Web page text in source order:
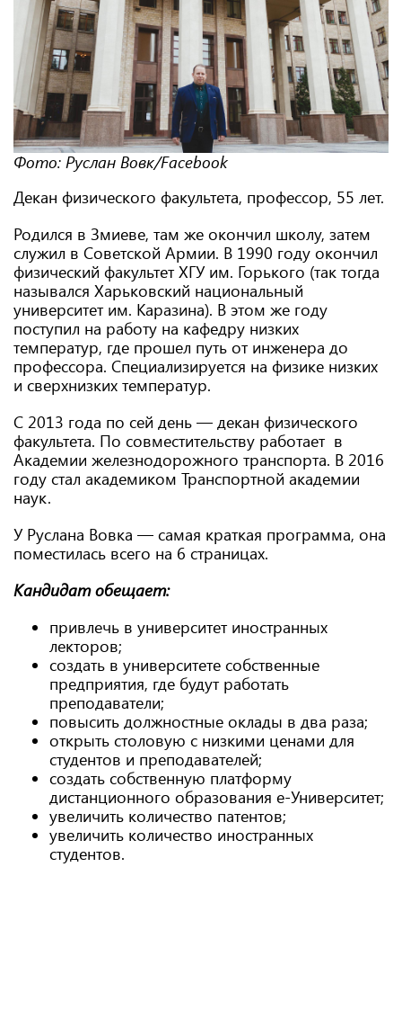
Фото: Руслан Вовк/Facebook
Декан физического факультета, профессор, 55 лет.
Родился в Змиеве, там же окончил школу, затем
служил в Советской Армии. В 1990 году окончил
физический факультет ХГУ им. Горького (так тогда
назывался Харьковский национальный
университет им. Каразина). В этом же году
поступил на работу на кафедру низких
температур, где прошел путь от инженера до
профессора. Специализируется на физике низких
и сверхнизких температур.
С 2013 года по сей день — декан физического
факультета. По совместительству работает в
Академии железнодорожного транспорта. В 2016
году стал академиком Транспортной академии
наук.
У Руслана Вовка — самая краткая программа, она
поместилась всего на 6 страницах.
Кандидат обещает:
привлечь в университет иностранных
лекторов;
создать в университете собственные
предприятия, где будут работать
преподаватели;
повысить должностные оклады в два раза;
открыть столовую с низкими ценами для
студентов и преподавателей;
создать собственную платформу
дистанционного образования е-Университет;
увеличить количество патентов;
увеличить количество иностранных
студентов.